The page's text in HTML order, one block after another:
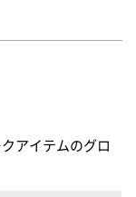
アイテムのグロ